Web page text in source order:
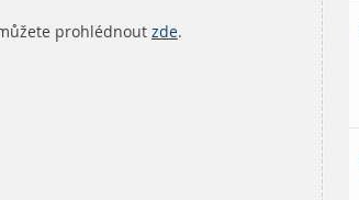
prohlédnout zde.